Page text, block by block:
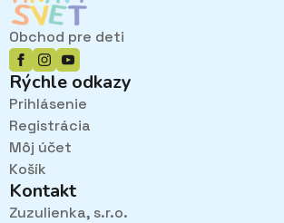
vybrať
stránke
Obchod pre deti
Rýchle odkazy
Prihlásenie
Registrácia
Môj účet
Košík
Kontakt
Zuzulienka, s.r.o.